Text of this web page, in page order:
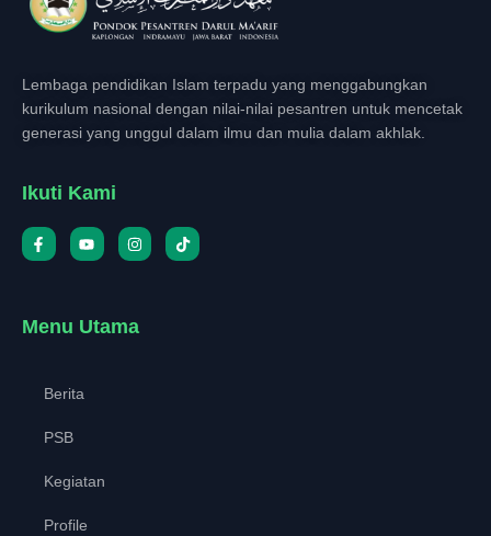
Lembaga pendidikan Islam terpadu yang menggabungkan
kurikulum nasional dengan nilai-nilai pesantren untuk mencetak
generasi yang unggul dalam ilmu dan mulia dalam akhlak.
Ikuti Kami
Menu Utama
Berita
PSB
Kegiatan
Profile